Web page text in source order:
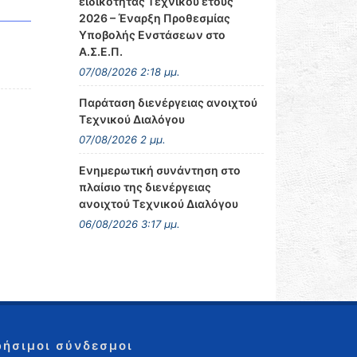
2026 – Έναρξη Προθεσμίας
Υποβολής Ενστάσεων στο
Α.Σ.Ε.Π.
07/08/2026 2:18 μμ.
Παράταση διενέργειας ανοιχτού
Τεχνικού Διαλόγου
07/08/2026 2 μμ.
Ενημερωτική συνάντηση στο
πλαίσιο της διενέργειας
ανοιχτού Τεχνικού Διαλόγου
06/08/2026 3:17 μμ.
σύνδεσμοι